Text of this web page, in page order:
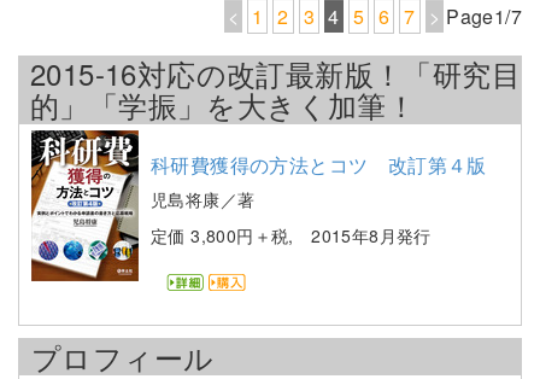
<
1 2 3 4 5 6 7 > Page1/7
2015-16対応の改訂最新版！「研究目
的」「学振」を大きく加筆！
科研費獲得の方法とコツ 改訂第４版
児島将康／著
定価 3,800円＋税, 2015年8月発行
プロフィール